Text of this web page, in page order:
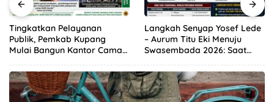
Langkah Senyap Yosef Lede
– Aurum Titu Eki Menuju
Swasembada 2026: Saat
Petani Kabupaten Kupang
Warga Kelurahan Nonbes
Geger! Bayi Perempuan
Ditemukan dalam Kardus di
Kabupaten Kupang